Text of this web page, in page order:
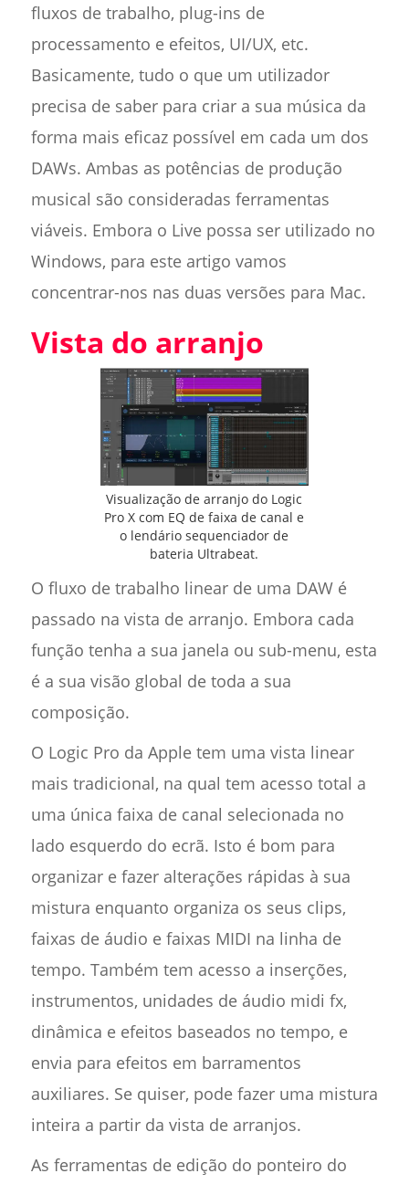
fluxos de trabalho, plug-ins de
processamento e efeitos, UI/UX, etc.
Basicamente, tudo o que um utilizador
precisa de saber para criar a sua música da
forma mais eficaz possível em cada um dos
DAWs. Ambas as potências de produção
musical são consideradas ferramentas
viáveis. Embora o Live possa ser utilizado no
Windows, para este artigo vamos
concentrar-nos nas duas versões para Mac.
Vista do arranjo
Visualização de arranjo do Logic
Pro X com EQ de faixa de canal e
o lendário sequenciador de
bateria Ultrabeat.
O fluxo de trabalho linear de uma DAW é
passado na vista de arranjo. Embora cada
função tenha a sua janela ou sub-menu, esta
é a sua visão global de toda a sua
composição.
O Logic Pro da Apple tem uma vista linear
mais tradicional, na qual tem acesso total a
uma única faixa de canal selecionada no
lado esquerdo do ecrã. Isto é bom para
organizar e fazer alterações rápidas à sua
mistura enquanto organiza os seus clips,
faixas de áudio e faixas MIDI na linha de
tempo. Também tem acesso a inserções,
instrumentos, unidades de áudio midi fx,
dinâmica e efeitos baseados no tempo, e
envia para efeitos em barramentos
auxiliares. Se quiser, pode fazer uma mistura
inteira a partir da vista de arranjos.
As ferramentas de edição do ponteiro do